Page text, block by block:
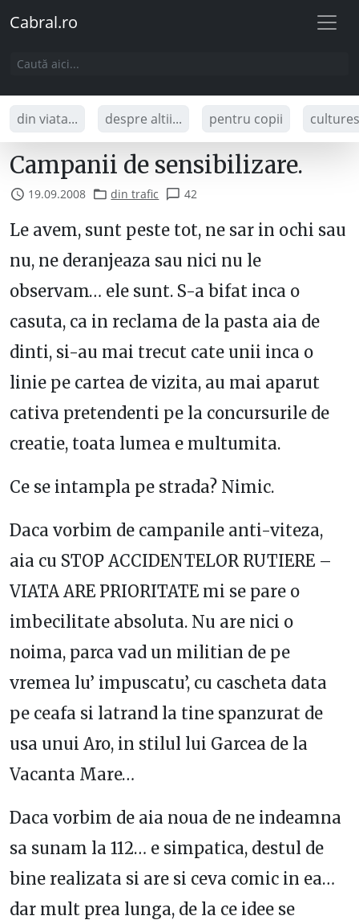
Cabral.ro
din viata... despre altii... pentru copii
Campanii de sensibilizare.
19.09.2008 din trafic 42
Le avem, sunt peste tot, ne sar in ochi sau
nu, ne deranjeaza sau nici nu le
observam… ele sunt. S-a bifat inca o
casuta, ca in reclama de la pasta aia de
dinti, si-au mai trecut cate unii inca o
linie pe cartea de vizita, au mai aparut
cativa pretendenti pe la concursurile de
creatie, toata lumea e multumita.
Ce se intampla pe strada? Nimic.
Daca vorbim de campanile anti-viteza,
aia cu STOP ACCIDENTELOR RUTIERE –
VIATA ARE PRIORITATE mi se pare o
imbecilitate absoluta. Nu are nici o
noima, parca vad un militian de pe
vremea lu’ impuscatu’, cu cascheta data
pe ceafa si latrand la tine spanzurat de
usa unui Aro, in stilul lui Garcea de la
Vacanta Mare…
Daca vorbim de aia noua de ne indeamna
sa sunam la 112… e simpatica, destul de
bine realizata si are si ceva comic in ea…
dar mult prea lunga, de la ce idee se